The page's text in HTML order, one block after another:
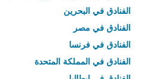
الفنادق في البحرين
الفنادق في مصر
الفنادق في فرنسا
الفنادق في المملكة المتحدة